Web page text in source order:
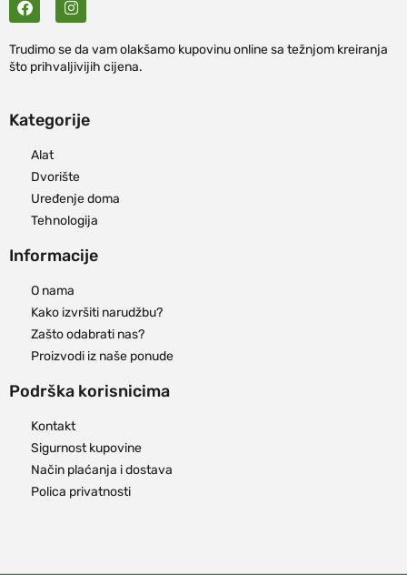
Trudimo se da vam olakšamo kupovinu online sa težnjom kreiranja
što prihvaljivijih cijena.
Kategorije
Alat
Dvorište
Uređenje doma
Tehnologija
Informacije
O nama
Kako izvršiti narudžbu?
Zašto odabrati nas?
Proizvodi iz naše ponude
Podrška korisnicima
Kontakt
Sigurnost kupovine
Način plaćanja i dostava
Polica privatnosti